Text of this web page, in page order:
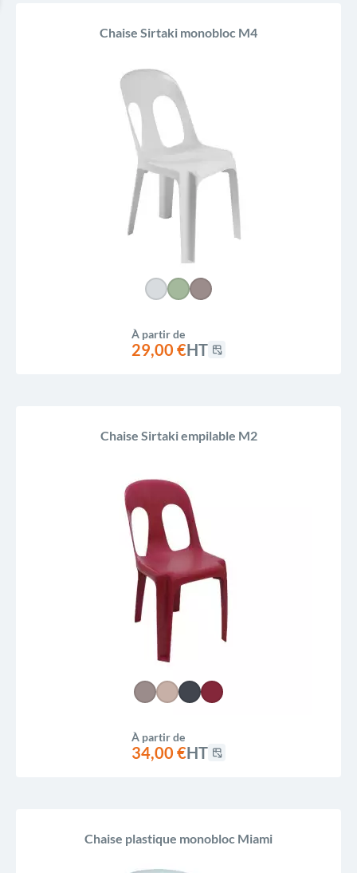
Chaise Sirtaki monobloc M4
À partir de
29,00 €HT
Chaise Sirtaki empilable M2
À partir de
34,00 €HT
Chaise plastique monobloc Miami